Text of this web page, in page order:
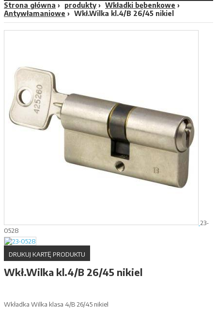
Strona główna produkty
Wkładki bębenkowe
Antywłamaniowe
Wkł.Wilka kl.4/B 26/45 nikiel
23-
0528
DRUKUJ KARTĘ PRODUKTU
Wkł.Wilka kl.4/B 26/45 nikiel
Wkładka Wilka klasa 4/B 26/45 nikiel